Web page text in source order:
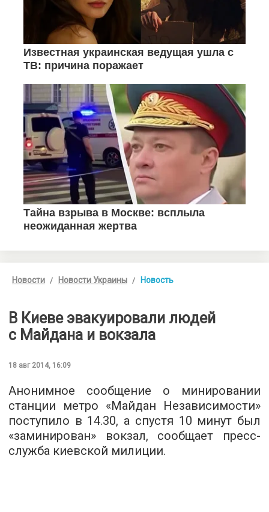
Новости Новости Украины Новость
В Киеве эвакуировали людей
с Майдана и вокзала
18 авг 2014, 16:09
Анонимное сообщение о минировании
станции метро «Майдан Независимости»
поступило в 14.30, а спустя 10 минут был
«заминирован» вокзал, сообщает пресс-
служба киевской милиции.